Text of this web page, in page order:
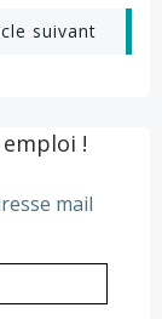
suivant
!
mail